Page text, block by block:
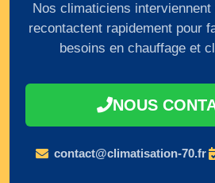
Nos climaticiens
recontactent rapidement pour
besoins en chauffage et
NOUS
contact@climatisation-70.fr